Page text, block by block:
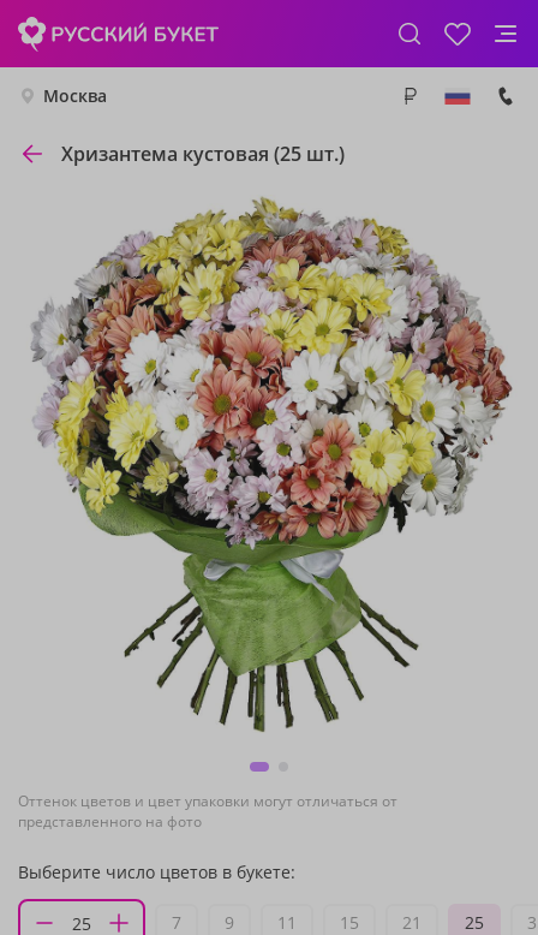
Москва
Хризантема кустовая (25 шт.)
Оттенок цветов и цвет упаковки могут отличаться от
представленного на фото
Выберите число цветов в букете:
7 9 11 15 21 25